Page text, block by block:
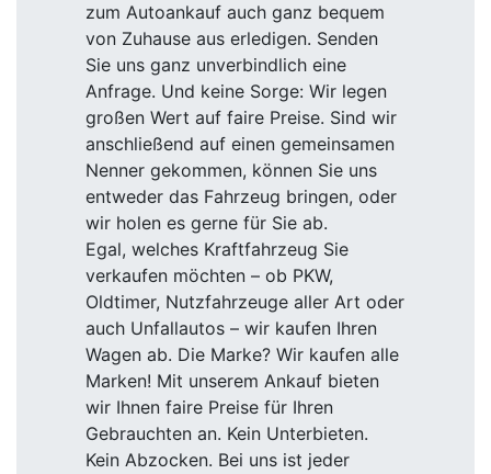
zum Autoankauf auch ganz bequem
von Zuhause aus erledigen. Senden
Sie uns ganz unverbindlich eine
Anfrage. Und keine Sorge: Wir legen
großen Wert auf faire Preise. Sind wir
anschließend auf einen gemeinsamen
Nenner gekommen, können Sie uns
entweder das Fahrzeug bringen, oder
wir holen es gerne für Sie ab.
Egal, welches Kraftfahrzeug Sie
verkaufen möchten – ob PKW,
Oldtimer, Nutzfahrzeuge aller Art oder
auch Unfallautos – wir kaufen Ihren
Wagen ab. Die Marke? Wir kaufen alle
Marken! Mit unserem Ankauf bieten
wir Ihnen faire Preise für Ihren
Gebrauchten an. Kein Unterbieten.
Kein Abzocken. Bei uns ist jeder